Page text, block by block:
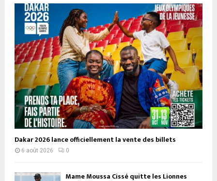
Dakar 2026 lance officiellement la vente des billets
6 août 2026 0
Mame Moussa Cissé quitte les Lionnes